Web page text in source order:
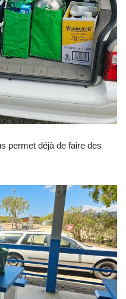
permet déjà de faire des